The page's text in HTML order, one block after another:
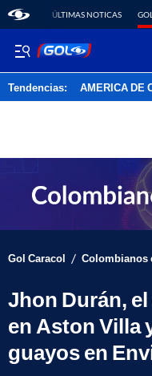
ÚLTIMAS NOTICAS
Tendencias: AMERICA DE
Gol Caracol / Colombianos
Jhon Durán,
en Aston Villa
guayos en